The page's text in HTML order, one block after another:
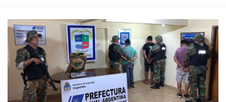
PREFECTURA
DETUVO
TRES
HOMBRES
TRANSPORTABAN